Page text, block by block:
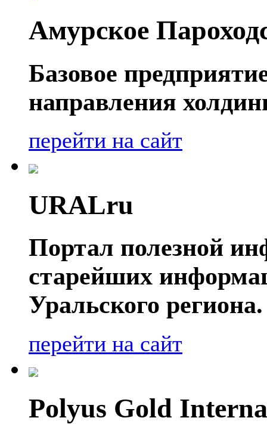
Амурское
Базовое
направления
перейти на сайт
URALru
Портал полезной
старейших
Уральского региона.
перейти на сайт
Polyus Gold